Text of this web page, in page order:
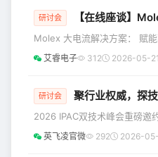
琨等参加会议。来自汽车电子
伴齐聚一堂，共探技术前沿，
协同。 深耕特色工艺 铸就车规
略支点，积塔半导体始终秉持“
研讨会 【在线座谈】Molex 大电
Molex 大电流解决方案： 赋
月11日 10:00-11:30 座谈简介
代数据中心竞争力的关键。
心： 1. 提升能源效率，降低散
艾睿电子 312 2026-05-21
研讨会 聚行业权威，探技术新程｜
2026 IPAC双技术峰会重磅邀
临分享，专家们以扎实的专业
英飞凌官微 292 2026-